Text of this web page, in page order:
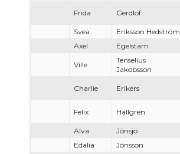
Frida Gerdlöf
Svea Eriksson Hedström
Axel
Egelstam
Ville
Tenselius
Jakobsson
Charlie Erikers
Felix Hallgren
Alva Jönsjö
Edalia
Jönsson